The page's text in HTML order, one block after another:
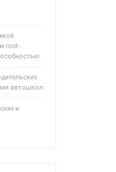
root-
автошкол
и